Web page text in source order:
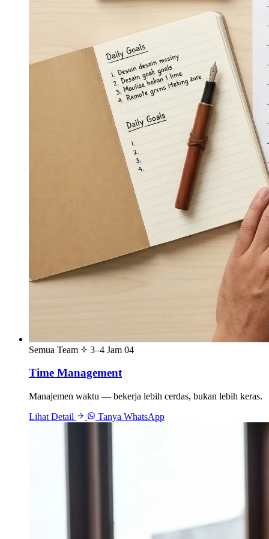
Semua Team 3–4 Jam 04
Time Management
Manajemen waktu — bekerja lebih cerdas, bukan lebih keras.
Lihat Detail
Tanya WhatsApp